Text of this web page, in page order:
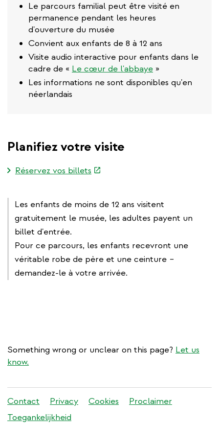
Le parcours familial peut être visité en
permanence pendant les heures
d'ouverture du musée
Convient aux enfants de 8 à 12 ans
Visite audio interactive pour enfants dans le
cadre de « Le cœur de l'abbaye »
Les informations ne sont disponibles qu'en
néerlandais
Planifiez votre visite
Réservez vos billets (link
Les enfants de moins de 12 ans visitent
gratuitement le musée, les adultes payent un
billet d'entrée.
Pour ce parcours, les enfants recevront une
véritable robe de père et une ceinture –
demandez-le à votre arrivée.
Something wrong or unclear on this page? Let us
know.
Stadleuven
footer
Contact Privacy Cookies
Proclaimer
Toegankelijkheid